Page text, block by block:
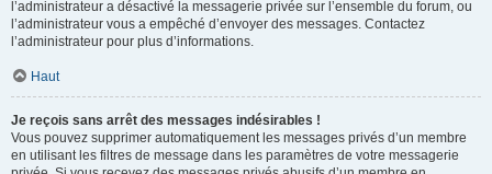
l’administrateur a désactivé la messagerie privée sur l’ensemble du forum, ou
l’administrateur vous a empêché d’envoyer des messages. Contactez
l’administrateur pour plus d’informations.
Haut
Je reçois sans arrêt des messages indésirables !
Vous pouvez supprimer automatiquement les messages privés d’un membre
en utilisant les filtres de message dans les paramètres de votre messagerie